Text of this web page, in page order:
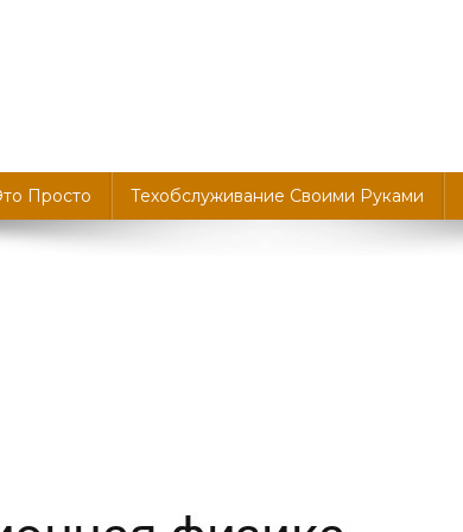
Просто Техобслуживание Своими Руками